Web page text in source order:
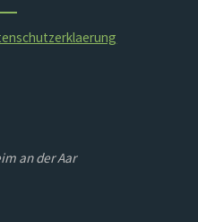
an der Aar